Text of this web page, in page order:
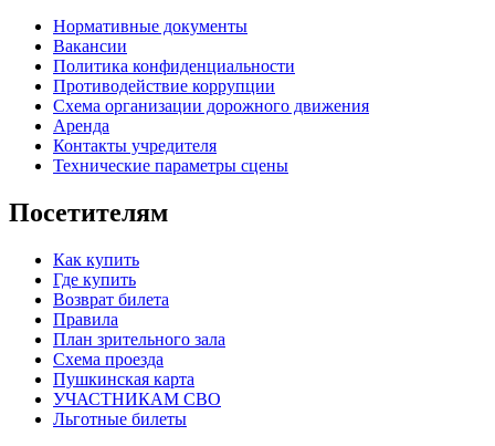
Нормативные документы
Вакансии
Политика конфиденциальности
Противодействие коррупции
Схема организации дорожного движения
Аренда
Контакты учредителя
Технические параметры сцены
Посетителям
Как купить
Где купить
Возврат билета
Правила
План зрительного зала
Схема проезда
Пушкинская карта
УЧАСТНИКАМ СВО
Льготные билеты